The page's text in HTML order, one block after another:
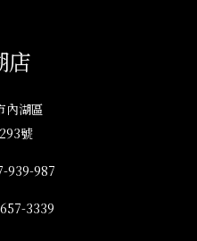
店
內湖區
號
939-987
3339